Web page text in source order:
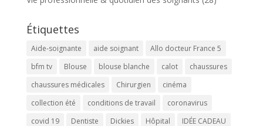
Étiquettes
Aide-soignante aide soignant
Allo docteur France 5
bfm tv
Blouse blouse blanche calot
chaussures
chaussures médicales
Chirurgien
cinéma
collection été
conditions de travail
coronavirus
covid 19
Dentiste Dickies Hôpital IDÉE CADEAU